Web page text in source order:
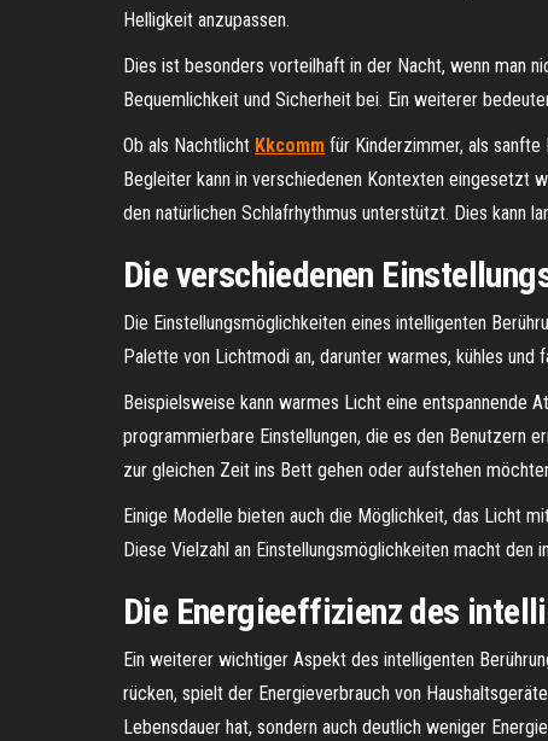
Helligkeit anzupassen.
Dies ist besonders vorteilhaft in der Nacht, wenn man
Bequemlichkeit und Sicherheit bei. Ein weiterer
Ob als Nachtlicht Kkcomm für Kinderzimmer, als
Begleiter kann in verschiedenen Kontexten eingesetzt
den natürlichen Schlafrhythmus unterstützt. Dies kann
Die verschiedenen
Die Einstellungsmöglichkeiten eines intelligenten
Palette von Lichtmodi an, darunter warmes, kühles
Beispielsweise kann warmes Licht eine entspannende
programmierbare Einstellungen, die es den Benutzern
zur gleichen Zeit ins Bett gehen oder aufstehen
Einige Modelle bieten auch die Möglichkeit, das Licht
Diese Vielzahl an Einstellungsmöglichkeiten macht
Die Energieeffizienz des
Ein weiterer wichtiger Aspekt des intelligenten
rücken, spielt der Energieverbrauch von
Lebensdauer hat, sondern auch deutlich weniger